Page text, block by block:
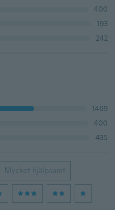
400
193
242
1469
400
435
Mycket hjälpsamt